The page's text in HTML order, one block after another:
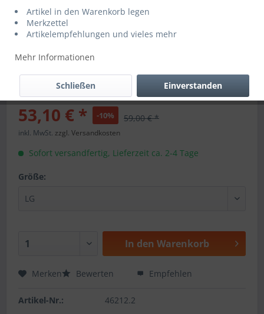
53,10 € * -10% 59,00 € *
inkl. MwSt. zzgl. Versandkosten
Sofort versandfertig, Lieferzeit ca. 2-4 Tage
Größe:
In den Warenkorb
Merken Bewerten Empfehlen
Artikel-Nr.: 46212.2
Artikel in den Warenkorb legen
Merkzettel
Artikelempfehlungen und vieles mehr
Mehr Informationen
Einverstanden
Schließen